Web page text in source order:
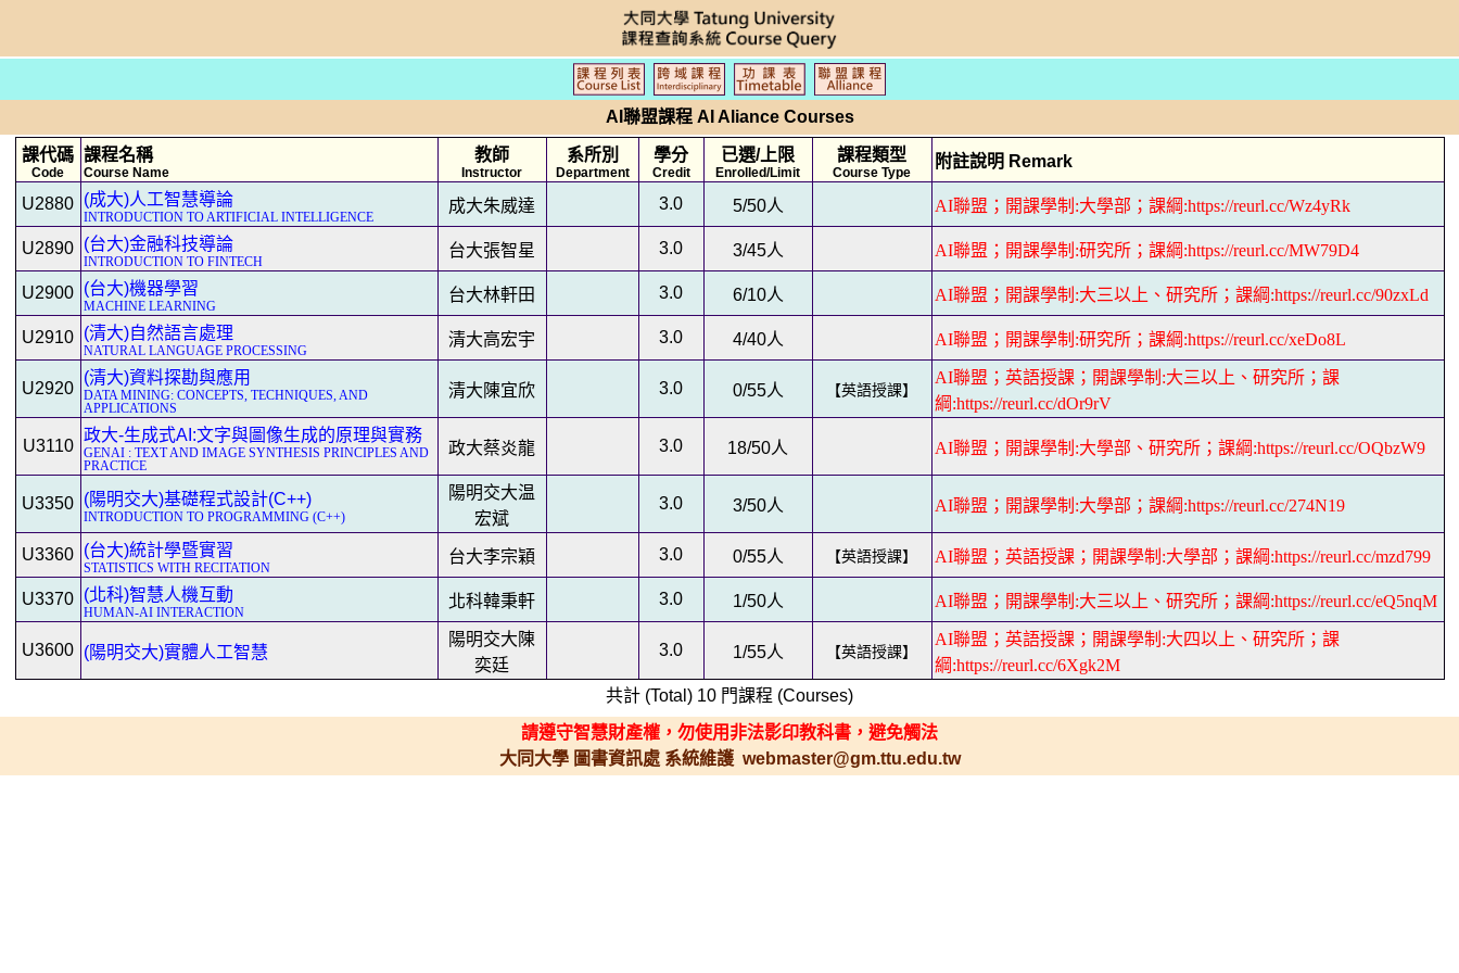
AI聯盟課程 AI Aliance Courses
課代碼
Code
課程名稱
Course Name
教師
Instructor
系所別
Department
學分
Credit
已選/上限
Enrolled/Limit
課程類型
Course Type
附註說明 Remark
U2880 (成大)人工智慧導論
INTRODUCTION TO ARTIFICIAL INTELLIGENCE
成大朱威達 3.0 5/50人 AI聯盟；開課學制:大學部；課綱:https://reurl.cc/Wz4yRk
U2890 (台大)金融科技導論
INTRODUCTION TO FINTECH
台大張智星 3.0 3/45人 AI聯盟；開課學制:研究所；課綱:https://reurl.cc/MW79D4
U2900 (台大)機器學習
MACHINE LEARNING
台大林軒田 3.0 6/10人 AI聯盟；開課學制:大三以上、研究所；課綱:https://reurl.cc/90zxLd
U2910 (清大)自然語言處理
NATURAL LANGUAGE PROCESSING
清大高宏宇 3.0 4/40人 AI聯盟；開課學制:研究所；課綱:https://reurl.cc/xeDo8L
U2920
(清大)資料探勘與應用
DATA MINING: CONCEPTS, TECHNIQUES, AND
APPLICATIONS
清大陳宜欣 3.0 0/55人 【英語授課】
AI聯盟；英語授課；開課學制:大三以上、研究所；課
綱:https://reurl.cc/dOr9rV
U3110
政大-生成式AI:文字與圖像生成的原理與實務
GENAI : TEXT AND IMAGE SYNTHESIS PRINCIPLES AND
PRACTICE
政大蔡炎龍 3.0 18/50人 AI聯盟；開課學制:大學部、研究所；課綱:https://reurl.cc/OQbzW9
U3350 (陽明交大)基礎程式設計(C++)
INTRODUCTION TO PROGRAMMING (C++)
陽明交大温
宏斌
3.0 3/50人 AI聯盟；開課學制:大學部；課綱:https://reurl.cc/274N19
U3360 (台大)統計學暨實習
STATISTICS WITH RECITATION
台大李宗穎 3.0 0/55人 【英語授課】 AI聯盟；英語授課；開課學制:大學部；課綱:https://reurl.cc/mzd799
U3370 (北科)智慧人機互動
HUMAN-AI INTERACTION
北科韓秉軒 3.0 1/50人 AI聯盟；開課學制:大三以上、研究所；課綱:https://reurl.cc/eQ5nqM
U3600 (陽明交大)實體人工智慧
陽明交大陳
奕廷
3.0 1/55人 【英語授課】
AI聯盟；英語授課；開課學制:大四以上、研究所；課
綱:https://reurl.cc/6Xgk2M
共計 (Total) 10 門課程 (Courses)
請遵守智慧財產權，勿使用非法影印教科書，避免觸法
大同大學 圖書資訊處 系統維護 webmaster@gm.ttu.edu.tw